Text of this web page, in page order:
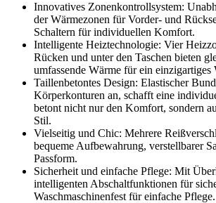
Innovatives Zonenkontrollsystem:
der Wärmezonen für Vorder- und
Schaltern für individuellen Komfort.
Intelligente Heiztechnologie: Vier
Rücken und unter den Taschen bieten
umfassende Wärme für ein einzigartiges
Taillenbetontes Design: Elastischer
Körperkonturen an, schafft eine
betont nicht nur den Komfort, sondern
Stil.
Vielseitig und Chic: Mehrere
bequeme Aufbewahrung, verstellbarer
Passform.
Sicherheit und einfache Pflege: Mit
intelligenten Abschaltfunktionen für
Waschmaschinenfest für einfache Pflege.